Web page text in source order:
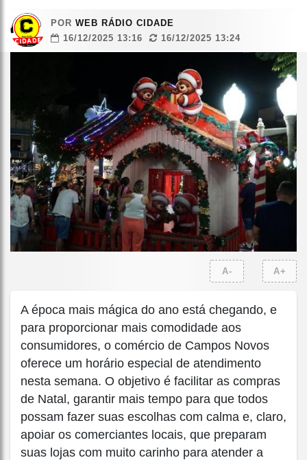
POR WEB RÁDIO CIDADE
16/12/2025 13:16
16/12/2025 13:24
A- A+
A época mais mágica do ano está chegando, e
para proporcionar mais comodidade aos
consumidores, o comércio de Campos Novos
oferece um horário especial de atendimento
nesta semana. O objetivo é facilitar as compras
de Natal, garantir mais tempo para que todos
possam fazer suas escolhas com calma e, claro,
apoiar os comerciantes locais, que preparam
suas lojas com muito carinho para atender a